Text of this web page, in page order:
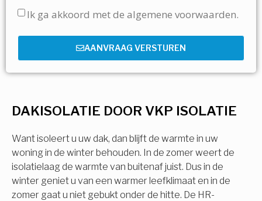
DAKISOLATIE DOOR VKP ISOLATIE
Want isoleert u uw dak, dan blijft de warmte in uw
woning in de winter behouden. In de zomer weert de
isolatielaag de warmte van buitenaf juist. Dus in de
winter geniet u van een warmer leefklimaat en in de
zomer gaat u niet gebukt onder de hitte. De HR-
Ik ga akkoord met de algemene voorwaarden.
AANVRAAG VERSTUREN